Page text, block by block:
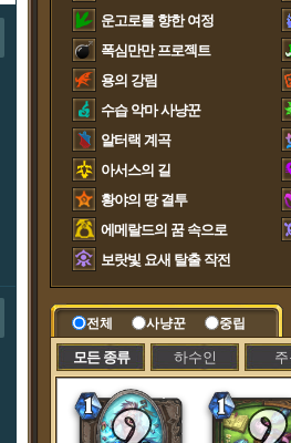
운고로를 향한 여정
폭심만만 프로젝트
용의 강림
수습 악마 사냥꾼
알터랙 계곡
아서스의 길
황야의 땅 결투
에메랄드의 꿈 속으로
보랏빛 요새 탈출 작전
전체 사냥꾼 중립
모든 종류 하수인